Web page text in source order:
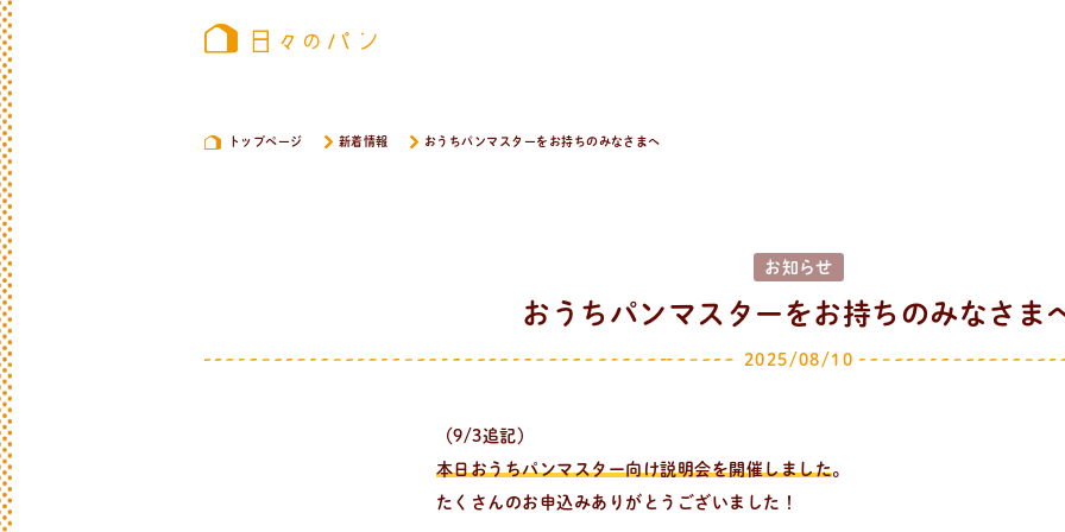
トップページ 新着情報 おうちパンマスターをお持ちのみなさまへ
お知らせ
おうちパンマスターをお持ちのみなさま
2025/08/10
（9/3追記）
本日おうちパンマスター向け説明会を開催しました。
たくさんのお申込みありがとうございました！